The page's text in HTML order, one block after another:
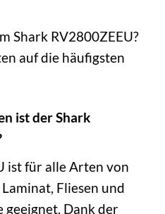
Shark RV2800ZEEU?
auf die häufigsten
ist der Shark
ist für alle Arten von
Fliesen und
geeignet. Dank der